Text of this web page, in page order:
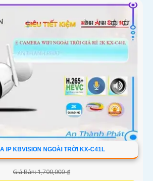
IP KBVISION NGOÀI TRỜI KX-C41L
Giá Bán: 1,700,000 ₫